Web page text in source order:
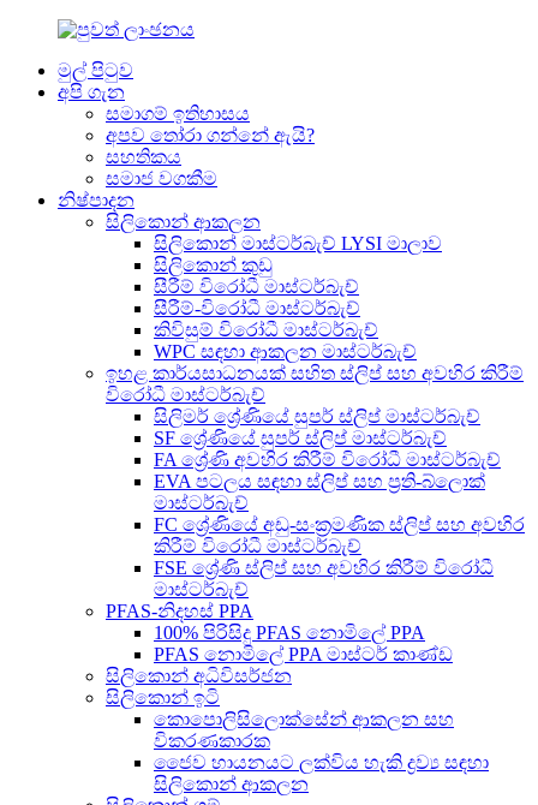
මුල් පිටුව
අපි ගැන
සමාගම් ඉතිහාසය
අපව තෝරා ගන්නේ ඇයි?
සහතිකය
සමාජ වගකීම
නිෂ්පාදන
සිලිකොන් ආකලන
සිලිකොන් මාස්ටර්බැච් LYSI මාලාව
සිලිකොන් කුඩු
සීරීම් විරෝධී මාස්ටර්බැච්
සීරීම්-විරෝධී මාස්ටර්බැච්
කිවිසුම් විරෝධී මාස්ටර්බැච්
WPC සඳහා ආකලන මාස්ටර්බැච්
ඉහළ කාර්යසාධනයක් සහිත ස්ලිප් සහ අවහිර කිරීම්
විරෝධී මාස්ටර්බැච්
සිලිමර් ශ්‍රේණියේ සුපර් ස්ලිප් මාස්ටර්බැච්
SF ශ්‍රේණියේ සුපර් ස්ලිප් මාස්ටර්බැච්
FA ශ්‍රේණි අවහිර කිරීම් විරෝධී මාස්ටර්බැච්
EVA පටලය සඳහා ස්ලිප් සහ ප්‍රති-බ්ලොක්
මාස්ටර්බැච්
FC ශ්‍රේණියේ අඩු-සංක්‍රමණික ස්ලිප් සහ අවහිර
කිරීම් විරෝධී මාස්ටර්බැච්
FSE ශ්‍රේණි ස්ලිප් සහ අවහිර කිරීම් විරෝධී
මාස්ටර්බැච්
PFAS-නිදහස් PPA
100% පිරිසිදු PFAS නොමිලේ PPA
PFAS නොමිලේ PPA මාස්ටර් කාණ්ඩ
සිලිකොන් අධිවිසර්ජන
සිලිකොන් ඉටි
කොපොලිසිලොක්සේන් ආකලන සහ
විකරණකාරක
ජෛව හායනයට ලක්විය හැකි ද්‍රව්‍ය සඳහා
සිලිකොන් ආකලන